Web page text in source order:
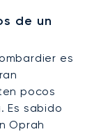
de un
es
pocos
Es sabido
Oprah